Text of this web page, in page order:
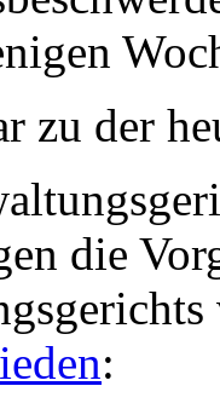
zu der
die
: